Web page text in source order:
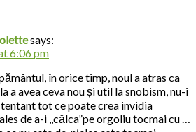
says:
6:06 pm
în orice timp, noul a atras ca
a avea ceva nou și util la snobism, nu-i
tentant tot ce poate crea invidia
de a-i ,,călca”pe orgoliu tocmai cu …